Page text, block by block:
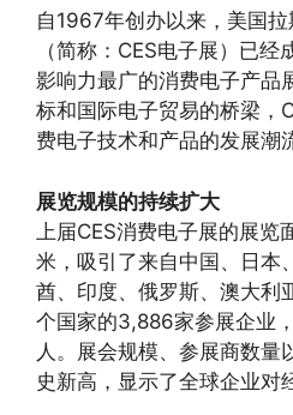
自1967年创办以来，美国
（简称：CES电子展）已经
影响力最广的消费电子产品
标和国际电子贸易的桥梁，
费电子技术和产品的发展潮
展览规模的持续扩大
上届CES消费电子展的展
米，吸引了来自中国、日本
酋、印度、俄罗斯、澳大利
个国家的3,886家参展企业
人。展会规模、参展商数量
史新高，显示了全球企业对